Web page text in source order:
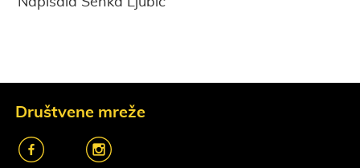
Društvene mreže
k o